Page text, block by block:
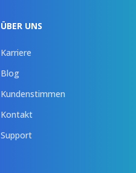
ÜBER UNS
Karriere
Blog
Kundenstimmen
Kontakt
Support